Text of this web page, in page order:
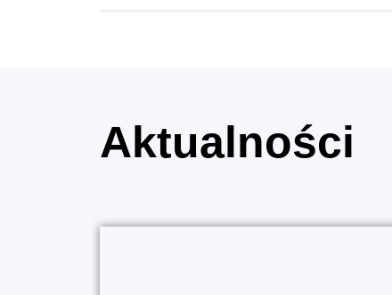
Aktualności